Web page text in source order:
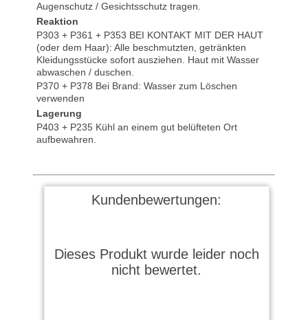
Augenschutz / Gesichtsschutz tragen.
Reaktion
P303 + P361 + P353 BEI KONTAKT MIT DER HAUT
(oder dem Haar): Alle beschmutzten, getränkten
Kleidungsstücke sofort ausziehen. Haut mit Wasser
abwaschen / duschen.
P370 + P378 Bei Brand: Wasser zum Löschen
verwenden
Lagerung
P403 + P235 Kühl an einem gut belüfteten Ort
aufbewahren.
Kundenbewertungen:
Dieses Produkt wurde leider noch
nicht bewertet.